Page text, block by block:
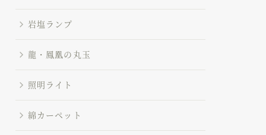
岩塩ランプ
龍・鳳凰の丸玉
照明ライト
綿カーペット